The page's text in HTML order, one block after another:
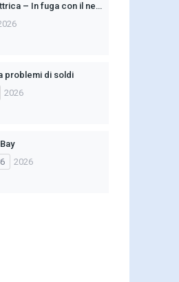
Rosa Elettrica – In fuga con il nemico
problemi di soldi
2026
2026